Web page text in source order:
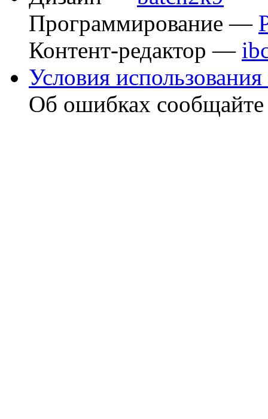
Программирование —
Контент-редактор —
Условия использования
Об ошибках